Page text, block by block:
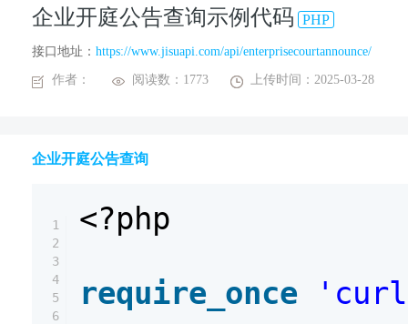
企业开庭公告查询示例代码 PHP
接口地址： https://www.jisuapi.com/api/enterprisecourtannounce/
作者： 阅读数：1773 上传时间：2025-03-28
企业开庭公告查询
1
2
3
4
5
6
<?php
require_once